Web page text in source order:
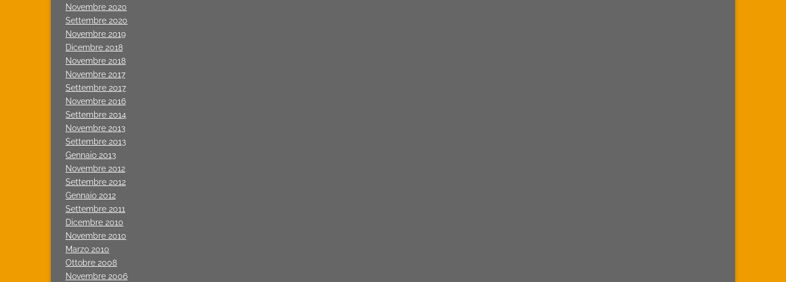
Novembre 2020
Settembre 2020
Novembre 2019
Dicembre 2018
Novembre 2018
Novembre 2017
Settembre 2017
Novembre 2016
Settembre 2014
Novembre 2013
Settembre 2013
Gennaio 2013
Novembre 2012
Settembre 2012
Gennaio 2012
Settembre 2011
Dicembre 2010
Novembre 2010
Marzo 2010
Ottobre 2008
Novembre 2006